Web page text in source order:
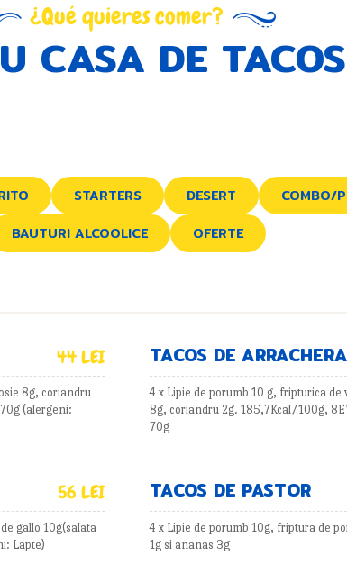
¿Qué quieres comer?
CASA DE TACOS
STARTERS DESERT COMBO/
BAUTURI ALCOOLICE
OFERTE
44 LEI
8g, coriandru
(alergeni:
TACOS DE ARRACHERA
4 x Lipie de porumb 10 g, fripturica
8g, coriandru 2g. 185,7Kcal/100g,
70g
56 LEI
gallo 10g(salata
Lapte)
TACOS DE PASTOR
4 x Lipie de porumb 10g, friptura de
1g si ananas 3g